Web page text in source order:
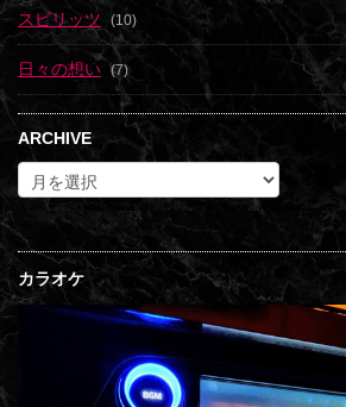
スピリッツ (10)
日々の想い (7)
ARCHIVE
カラオケ